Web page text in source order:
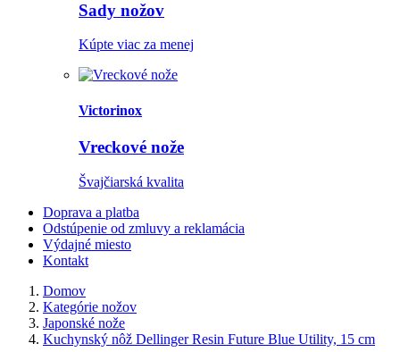
Sady nožov
Kúpte viac za menej
Victorinox
Vreckové nože
Švajčiarská kvalita
Doprava a platba
Odstúpenie od zmluvy a reklamácia
Výdajné miesto
Kontakt
Domov
Kategórie nožov
Japonské nože
Kuchynský nôž Dellinger Resin Future Blue Utility, 15 cm